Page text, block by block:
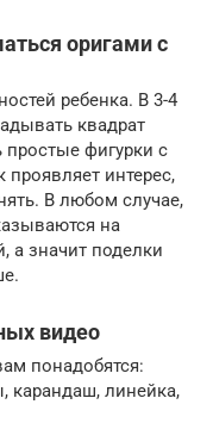
оригами с
ребенка. В 3-4
квадрат
простые фигурки с
интерес,
В любом случае,
на
а значит поделки
видео
понадобятся:
карандаш, линейка,